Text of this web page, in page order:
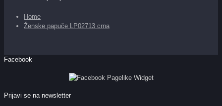
Home
Ženske papuče LP02713 crna
Facebook
Prijavi se na newsletter